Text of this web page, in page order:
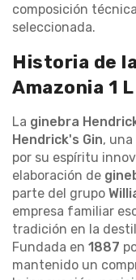
composición
seleccionada.
Historia de
Amazonia 1 L
La ginebra
Hendrick's Gin,
por su espíritu
elaboración de
parte del grupo
empresa familiar
tradición en la
Fundada en 1887
mantenido un